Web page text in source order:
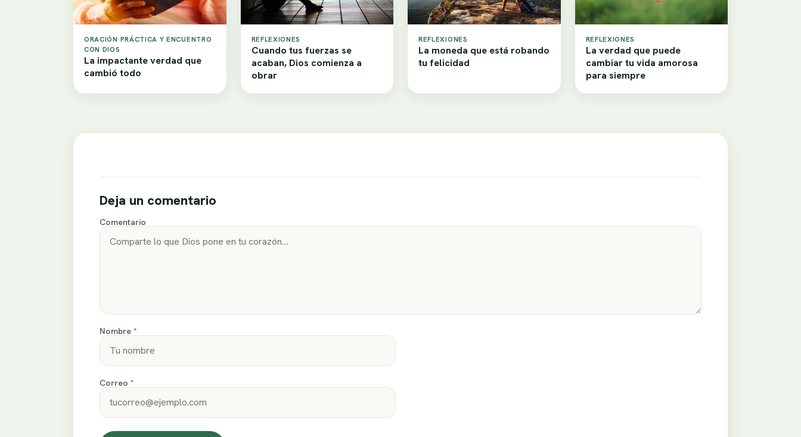
ORACIÓN PRÁCTICA Y ENCUENTRO
CON DIOS
La impactante verdad que
cambió todo
REFLEXIONES
Cuando tus fuerzas se
acaban, Dios comienza a
obrar
REFLEXIONES
La moneda que está robando
tu felicidad
REFLEXIONES
La verdad que puede
cambiar tu vida amorosa
para siempre
Deja un comentario
Comentario
Nombre *
Correo *